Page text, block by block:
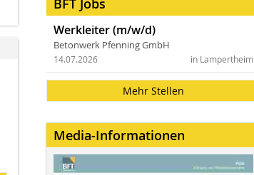
BFT Jobs
Werkleiter (m/w/d)
Betonwerk Pfenning GmbH
in Lampertheim
14.07.2026
Mehr Stellen
Media-Informationen